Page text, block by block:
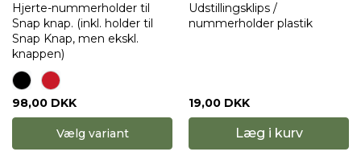
Hjerte-nummerholder til
Snap knap. (inkl. holder til
Snap Knap, men ekskl.
knappen)
98,00 DKK
Vælg variant
Udstillingsklips /
nummerholder plastik
19,00 DKK
Læg i kurv